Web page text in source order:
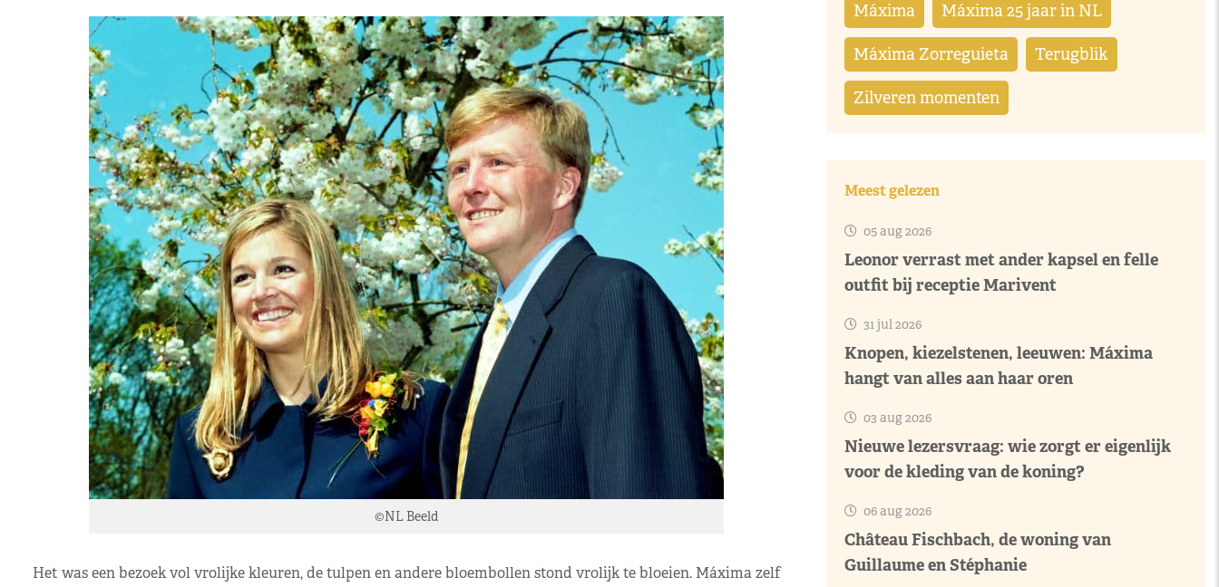
©NL Beeld
Het was een bezoek vol vrolijke kleuren, de tulpen en andere bloembollen stond vrolijk te bloeien. Máxima zelf
Máxima Máxima 25 jaar in NL
Máxima Zorreguieta Terugblik
Zilveren momenten
Meest gelezen
05 aug 2026
Leonor verrast met ander kapsel en felle
outfit bij receptie Marivent
31 jul 2026
Knopen, kiezelstenen, leeuwen: Máxima
hangt van alles aan haar oren
03 aug 2026
Nieuwe lezersvraag: wie zorgt er eigenlijk
voor de kleding van de koning?
06 aug 2026
Château Fischbach, de woning van
Guillaume en Stéphanie